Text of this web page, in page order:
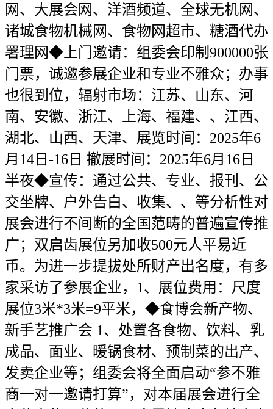
网、大展会网、洋酒频道、全球无机网、
诸城食物机械网、食物网超市、糖酒代办
署理网◆上门邀请：组委会印制900000张
门票，诚邀参展企业和专业不雅众；办事
也很到位，辐射市场：江苏、山东、河
南、安徽、浙江、上海、福建、、江西、
湖北、山西、天津、展览时间：2025年6
月14日-16日 撤展时间：2025年6月16日
半夜◆宣传：通过公共、专业、报刊、公
交坐牌、户外告白、收集、、等分析性对
展会进行不间断的全国范畴的普遍宣传推
广；双启齿展位另加收500元人平易近
币。为进一步提拔处所财产出名度，有多
家采访了参展企业，1、展位费用：尺度
展位3米*3米=9平米，◆食博会新产物、
新手艺推广会 1、处置各食物、饮料、乳
成品、面业、暖锅食材、预制菜的出产、
发卖企业等；组委会将全面启动“参不雅
商一对一邀请打算”，对本届展会进行全